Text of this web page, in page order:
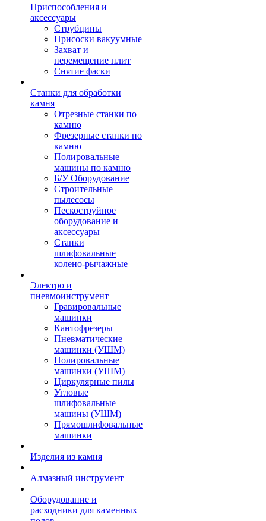
Приспособления и
аксессуары
Струбцины
Присоски вакуумные
Захват и
перемещение плит
Снятие фаски
Станки для обработки
камня
Отрезные станки по
камню
Фрезерные станки по
камню
Полировальные
машины по камню
Б/У Оборудование
Строительные
пылесосы
Пескоструйное
оборудование и
аксессуары
Станки
шлифовальные
колено-рычажные
Электро и
пневмоинструмент
Гравировальные
машинки
Кантофрезеры
Пневматические
машинки (УШМ)
Полировальные
машинки (УШМ)
Циркулярные пилы
Угловые
шлифовальные
машины (УШМ)
Прямошлифовальные
машинки
Изделия из камня
Алмазный инструмент
Оборудование и
расходники для каменных